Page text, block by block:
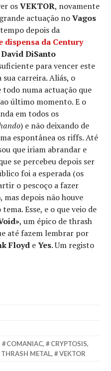
osVEKTOR, novamente
actuação noVagos
depois da
dispensa da Century
David DiSanto
para vencer este
carreira. Aliás, o
numa actuação que
último momento. E o
em todos os
) e não deixando de
espontânea os riffs. Até
que iriam abrandar e
se percebeu depois ser
foi a esperada (os
o pescoço a fazer
mas depois não houve
Esse, e o que veio de
, um épico de thrash
até fazem lembrar por
Floyd eYes. Um registo
COMANIAC, CRYPTOSIS,
THRASH METAL, VEKTOR